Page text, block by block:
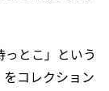
とこ」という
コレクション